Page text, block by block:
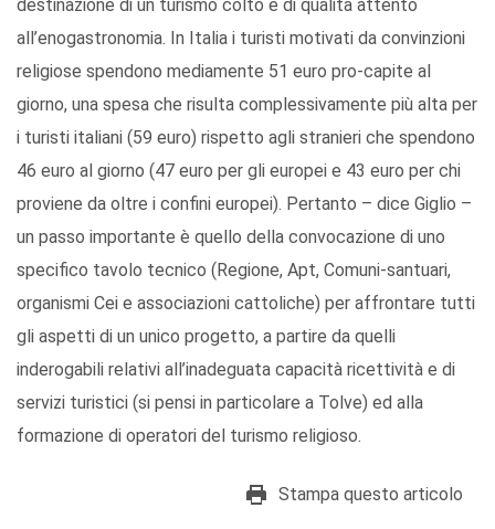
destinazione di un turismo colto e di qualità attento
all’enogastronomia. In Italia i turisti motivati da convinzioni
religiose spendono mediamente 51 euro pro-capite al
giorno, una spesa che risulta complessivamente più alta per
i turisti italiani (59 euro) rispetto agli stranieri che spendono
46 euro al giorno (47 euro per gli europei e 43 euro per chi
proviene da oltre i confini europei). Pertanto – dice Giglio –
un passo importante è quello della convocazione di uno
specifico tavolo tecnico (Regione, Apt, Comuni-santuari,
organismi Cei e associazioni cattoliche) per affrontare tutti
gli aspetti di un unico progetto, a partire da quelli
inderogabili relativi all’inadeguata capacità ricettività e di
servizi turistici (si pensi in particolare a Tolve) ed alla
formazione di operatori del turismo religioso.
Stampa questo articolo